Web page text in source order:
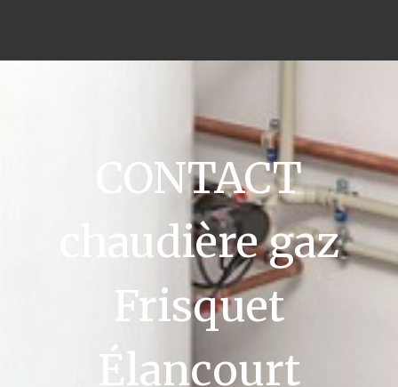
CONTACT
chaudière gaz
Frisquet
Élancourt